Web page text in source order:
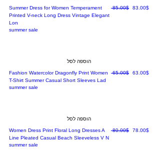
Summer Dress for Women Temperament
Printed V-neck Long Dress Vintage Elegant
Lon
מחיר רגיל
‏85.00 ‏$ מחיר מבצע
‏83.00 ‏$
summer sale
הוספה לסל
Fashion Watercolor Dragonfly Print Women
T-Shirt Summer Casual Short Sleeves Lad
מחיר רגיל
‏65.00 ‏$ מחיר מבצע
‏63.00 ‏$
summer sale
הוספה לסל
Women Dress Print Floral Long Dresses A
Line Pleated Casual Beach Sleeveless V N
מחיר רגיל
‏80.00 ‏$ מחיר מבצע
‏78.00 ‏$
summer sale